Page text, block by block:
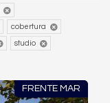
cobertura
studio
FRENTE MAR